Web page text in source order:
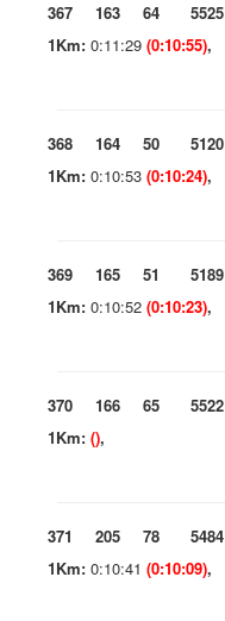
367 163 64 5525
1Km: 0:11:29 (0:10:55),
368 164 50 5120
1Km: 0:10:53 (0:10:24),
369 165 51 5189
1Km: 0:10:52 (0:10:23),
370 166 65 5522
1Km: (),
371 205 78 5484
1Km: 0:10:41 (0:10:09),